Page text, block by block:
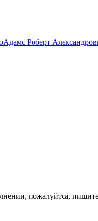
Адамс Роберт
пожалуйтса,